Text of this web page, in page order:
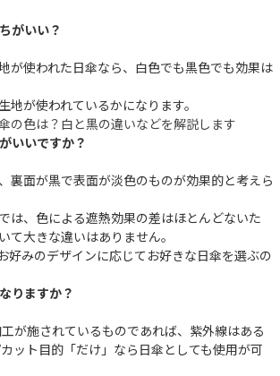
がいい？
が使われた日傘なら、白色でも黒色でも効果は
地が使われているかになります。
の色は？白と黒の違いなどを解説します
いいですか？
裏面が黒で表面が淡色のものが効果的と考えら
は、色による遮熱効果の差はほとんどないた
て大きな違いはありません。
好みのデザインに応じてお好きな日傘を選ぶの
りますか？
が施されているものであれば、紫外線はある
ット目的「だけ」なら日傘としても使用が可